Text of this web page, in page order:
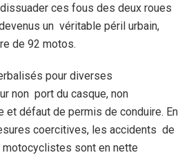
dissuader ces fous des deux roues
un véritable péril urbain,
de 92 motos.
pour diverses
non port du casque, non
et défaut de permis de conduire. En
coercitives, les accidents de
sont en nette